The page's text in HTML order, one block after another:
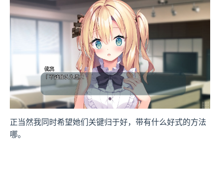
正当然我同时希望她们关键归于好，带有什么好式的方法
哪。